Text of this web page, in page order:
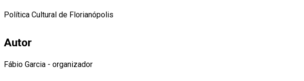
Política Cultural de Florianópolis
Autor
Fábio Garcia - organizador